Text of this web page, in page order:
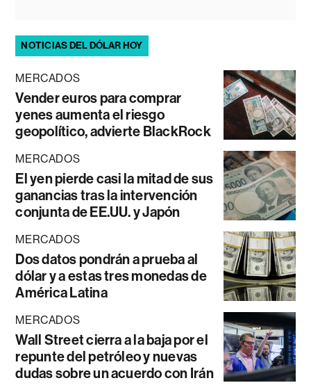
NOTICIAS DEL DÓLAR HOY
MERCADOS
Vender euros para comprar
yenes aumenta el riesgo
geopolítico, advierte BlackRock
MERCADOS
El yen pierde casi la mitad de sus
ganancias tras la intervención
conjunta de EE.UU. y Japón
MERCADOS
Dos datos pondrán a prueba al
dólar y a estas tres monedas de
América Latina
MERCADOS
Wall Street cierra a la baja por el
repunte del petróleo y nuevas
dudas sobre un acuerdo con Irán